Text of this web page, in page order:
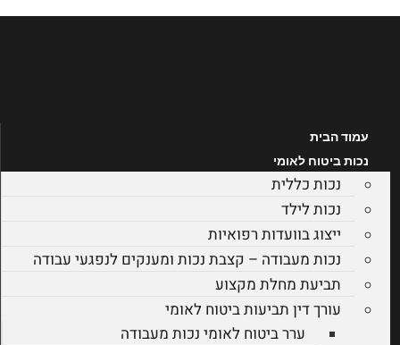
עמוד הבית
נכות ביטוח לאומי
נכות כללית
נכות לילד
ייצוג בוועדות רפואיות
נכות מעבודה – קצבת נכות ומענקים לנפגעי עבודה
תביעת מחלת מקצוע
עורך דין תביעות ביטוח לאומי
ערר ביטוח לאומי נכות מעבודה